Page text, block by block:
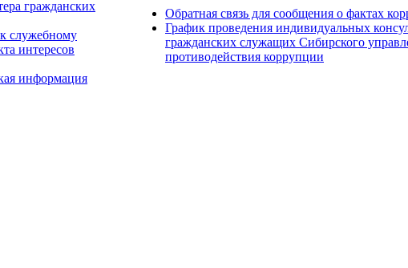
гражданских
служебному
интересов
информация
Обратная связь для сообщения о фактах
График проведения индивидуальных
гражданских служащих Сибирского
противодействия коррупции